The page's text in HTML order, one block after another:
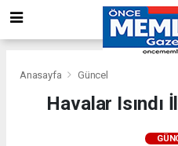
Anasayfa Güncel
Havalar Isındı